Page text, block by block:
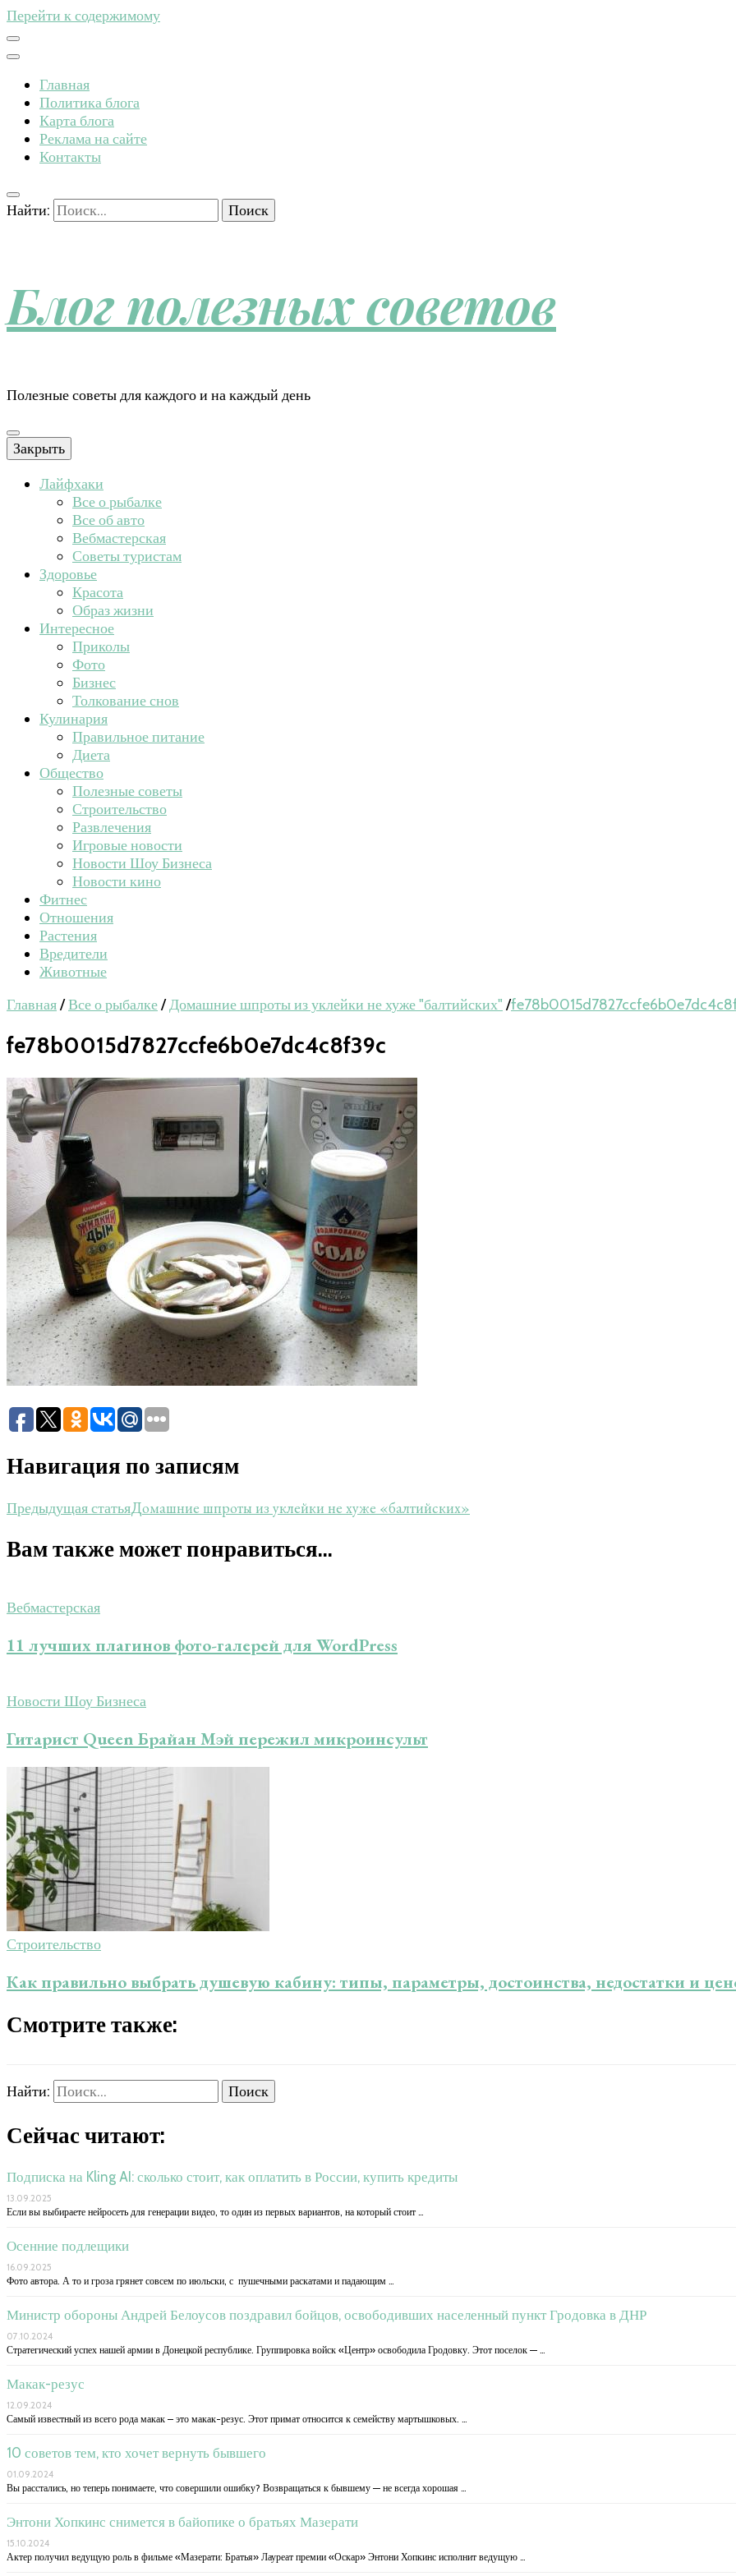
Перейти к содержимому
Главная
Политика блога
Карта блога
Реклама на сайте
Контакты
Найти:
Блог полезных советов
Полезные советы для каждого и на каждый день
Закрыть
Лайфхаки
Все о рыбалке
Все об авто
Вебмастерская
Советы туристам
Здоровье
Красота
Образ жизни
Интересное
Приколы
Фото
Бизнес
Толкование снов
Кулинария
Правильное питание
Диета
Общество
Полезные советы
Строительство
Развлечения
Игровые новости
Новости Шоу Бизнеса
Новости кино
Фитнес
Отношения
Растения
Вредители
Животные
Главная/Все о рыбалке/Домашние шпроты из уклейки не хуже "балтийских" /
fe78b0015d7827ccfe6b0e7dc4c8f39c
Навигация по записям
Предыдущая статьяДомашние шпроты из уклейки не хуже «балтийских»
Вам также может понравиться...
Вебмастерская
11 лучших плагинов фото-галерей для WordPress
Новости Шоу Бизнеса
Гитарист Queen Брайан Мэй пережил микроинсульт
Строительство
Как правильно выбрать душевую кабину: типы, параметры, достоинства, недостатки и
Смотрите также:
Найти:
Сейчас читают:
Подписка на Kling AI: сколько стоит, как оплатить в России, купить кредиты
13.09.2025
Если вы выбираете нейросеть для генерации видео, то один из первых вариантов, на который стоит …
Осенние подлещики
16.09.2025
Фото автора. А то и гроза грянет совсем по июльски, с пушечными раскатами и падающим …
Министр обороны Андрей Белоусов поздравил бойцов, освободивших населенный пункт Гродовка в ДНР
07.10.2024
Стратегический успех нашей армии в Донецкой республике. Группировка войск «Центр» освободила Гродовку. Этот поселок — …
Макак-резус
12.09.2024
Самый известный из всего рода макак – это макак-резус. Этот примат относится к семейству мартышковых. …
10 советов тем, кто хочет вернуть бывшего
01.09.2024
Вы расстались, но теперь понимаете, что совершили ошибку? Возвращаться к бывшему — не всегда хорошая …
Энтони Хопкинс снимется в байопике о братьях Мазерати
15.10.2024
Актер получил ведущую роль в фильме «Мазерати: Братья» Лауреат премии «Оскар» Энтони Хопкинс исполнит ведущую …